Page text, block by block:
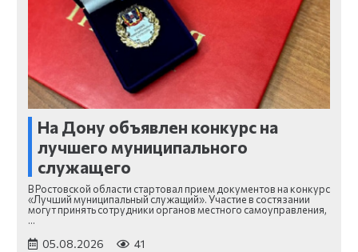
На Дону объявлен конкурс на
лучшего муниципального
служащего
В Ростовской области стартовал прием документов на конкурс
«Лучший муниципальный служащий». Участие в состязании
могут принять сотрудники органов местного самоуправления,
…
05.08.2026 41